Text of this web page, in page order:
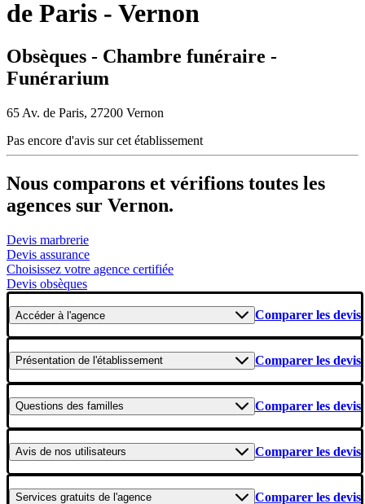
de Paris - Vernon
Obsèques - Chambre funéraire -
Funérarium
65 Av. de Paris, 27200 Vernon
Pas encore d'avis sur cet établissement
Nous comparons et vérifions toutes les
agences sur Vernon.
Devis marbrerie
Devis assurance
Choisissez votre agence certifiée
Devis obsèques
Accéderà l'agence Comparer les devis
Présentation de l'établissement Comparer les devis
Questions des familles Comparer les devis
Avis de nos utilisateurs Comparer les devis
Services gratuits de l'agence Comparer les devis